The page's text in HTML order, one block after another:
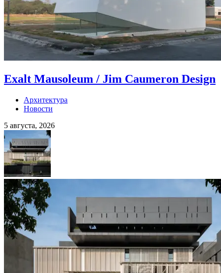
Exalt Mausoleum / Jim Caumeron Design
Архитектура
Новости
5 августа, 2026